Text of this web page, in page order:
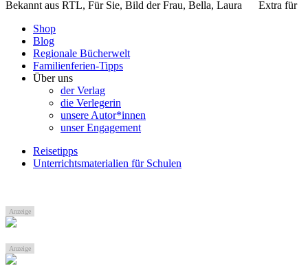
Bekannt aus RTL, Für Sie, Bild der Frau, Bella, Laura Extra für
Shop
Blog
Regionale Bücherwelt
Familienferien-Tipps
Über uns
der Verlag
die Verlegerin
unsere Autor*innen
unser Engagement
Reisetipps
Unterrichtsmaterialien für Schulen
Anzeige
Anzeige